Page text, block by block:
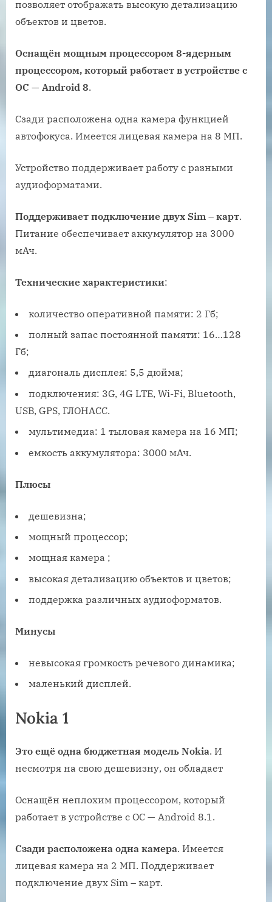
позволяет отображать высокую детализацию
объектов и цветов.
Оснащён мощным процессором 8-ядерным
процессором, который работает в устройстве с
ОС — Android 8.
Сзади расположена одна камера функцией
автофокуса. Имеется лицевая камера на 8 МП.
Устройство поддерживает работу с разными
аудиоформатами.
Поддерживает подключение двух Sim – карт.
Питание обеспечивает аккумулятор на 3000
мАч.
Технические характеристики:
количество оперативной памяти: 2 Гб;
полный запас постоянной памяти: 16…128
Гб;
диагональ дисплея: 5,5 дюйма;
подключения: 3G, 4G LTE, Wi-Fi, Bluetooth,
USB, GPS, ГЛОНАСС.
мультимедиа: 1 тыловая камера на 16 МП;
емкость аккумулятора: 3000 мАч.
Плюсы
дешевизна;
мощный процессор;
мощная камера ;
высокая детализацию объектов и цветов;
поддержка различных аудиоформатов.
Минусы
невысокая громкость речевого динамика;
маленький дисплей.
Nokia 1
Это ещё одна бюджетная модель Nokia. И
несмотря на свою дешевизну, он обладает
Оснащён неплохим процессором, который
работает в устройстве с ОС — Android 8.1.
Сзади расположена одна камера. Имеется
лицевая камера на 2 МП. Поддерживает
подключение двух Sim – карт.